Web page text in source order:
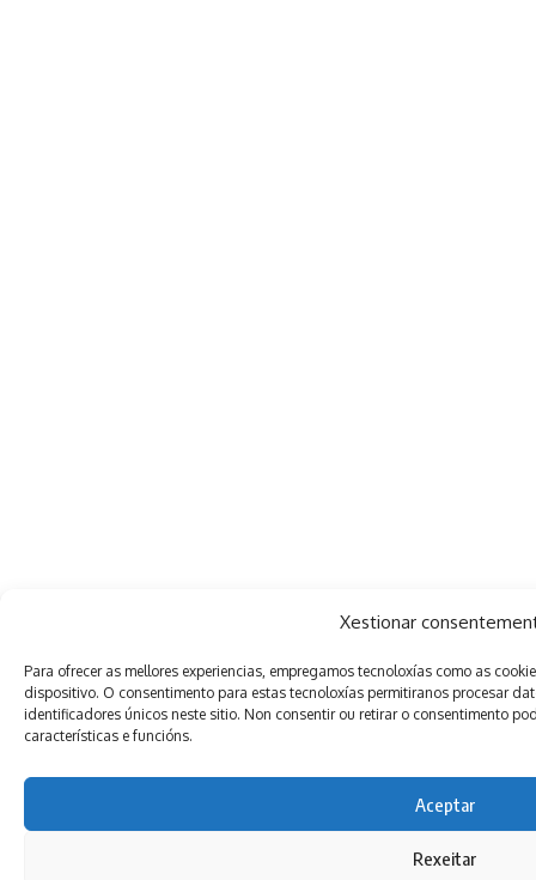
Xestionar
Para ofrecer as mellores experiencias, empregamos tecnoloxías como as
dispositivo. O consentimento para estas tecnoloxías permitiranos procesar
identificadores únicos neste sitio. Non consentir ou retirar o consentimento
características e funcións.
Aceptar
Rexeitar